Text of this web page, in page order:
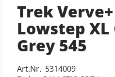
Trek
Lowstep
Grey 545
Art.Nr. 5314009